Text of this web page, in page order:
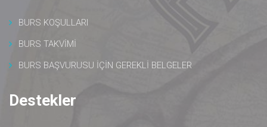
BURS KOŞULLARI
BURS TAKVİMİ
BURS BAŞVURUSU İÇİN GEREKLİ BELGELER
Destekler